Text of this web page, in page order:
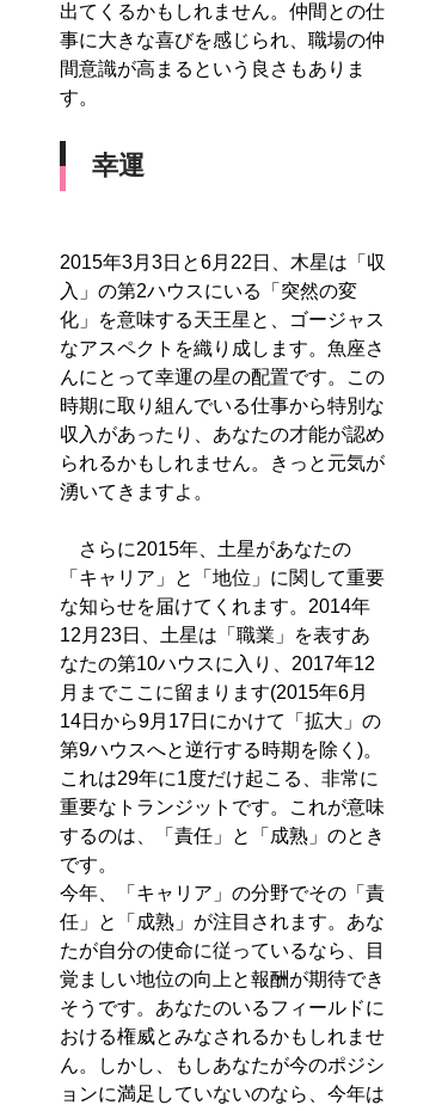
出てくるかもしれません。仲間との仕
事に大きな喜びを感じられ、職場の仲
間意識が高まるという良さもありま
す。
幸運
2015年3月3日と6月22日、木星は「収
入」の第2ハウスにいる「突然の変
化」を意味する天王星と、ゴージャス
なアスペクトを織り成します。魚座さ
んにとって幸運の星の配置です。この
時期に取り組んでいる仕事から特別な
収入があったり、あなたの才能が認め
られるかもしれません。きっと元気が
湧いてきますよ。
さらに2015年、土星があなたの
「キャリア」と「地位」に関して重要
な知らせを届けてくれます。2014年
12月23日、土星は「職業」を表すあ
なたの第10ハウスに入り、2017年12
月までここに留まります(2015年6月
14日から9月17日にかけて「拡大」の
第9ハウスへと逆行する時期を除く)。
これは29年に1度だけ起こる、非常に
重要なトランジットです。これが意味
するのは、「責任」と「成熟」のとき
です。
今年、「キャリア」の分野でその「責
任」と「成熟」が注目されます。あな
たが自分の使命に従っているなら、目
覚ましい地位の向上と報酬が期待でき
そうです。あなたのいるフィールドに
おける権威とみなされるかもしれませ
ん。しかし、もしあなたが今のポジシ
ョンに満足していないのなら、今年は